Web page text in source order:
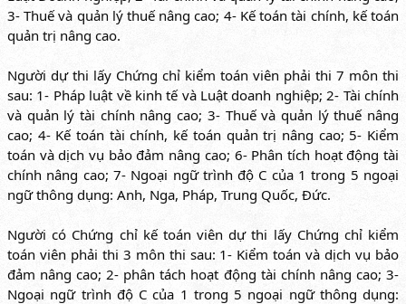
3- Thuế và quản lý thuế nâng cao; 4- Kế toán tài chính, kế toán
quản trị nâng cao.
Người dự thi lấy Chứng chỉ kiểm toán viên phải thi 7 môn thi
sau: 1- Pháp luật về kinh tế và Luật doanh nghiệp; 2- Tài chính
và quản lý tài chính nâng cao; 3- Thuế và quản lý thuế nâng
cao; 4- Kế toán tài chính, kế toán quản trị nâng cao; 5- Kiểm
toán và dịch vụ bảo đảm nâng cao; 6- Phân tích hoạt động tài
chính nâng cao; 7- Ngoại ngữ trình độ C của 1 trong 5 ngoại
ngữ thông dụng: Anh, Nga, Pháp, Trung Quốc, Đức.
Người có Chứng chỉ kế toán viên dự thi lấy Chứng chỉ kiểm
toán viên phải thi 3 môn thi sau: 1- Kiểm toán và dịch vụ bảo
đảm nâng cao; 2- phân tách hoạt động tài chính nâng cao; 3-
Ngoại ngữ trình độ C của 1 trong 5 ngoại ngữ thông dụng: